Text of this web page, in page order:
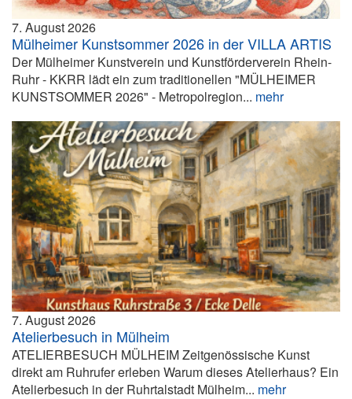
7. August 2026
Mülheimer Kunstsommer 2026 in der VILLA ARTIS
Der Mülheimer Kunstverein und Kunstförderverein Rhein-
Ruhr - KKRR lädt ein zum traditionellen "MÜLHEIMER
KUNSTSOMMER 2026" - Metropolregion... mehr
7. August 2026
Atelierbesuch in Mülheim
ATELIERBESUCH MÜLHEIM Zeitgenössische Kunst
direkt am Ruhrufer erleben Warum dieses Atelierhaus? Ein
Atelierbesuch in der Ruhrtalstadt Mülheim... mehr